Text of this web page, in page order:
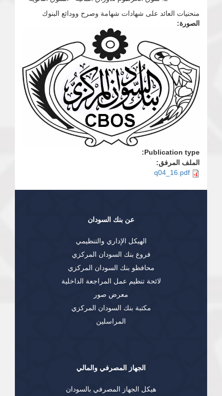
منحنيات العائد على شهادات شهامة وصرح وودائع البنوك
الصورة:
Publication type:
الملف المرفق:
q04_16.pdf
عن بنك السودان
الهيكل الإداري والتنظيمي
فروع بنك السودان المركزي
محافظو بنك السودان المركزي
لائحة تنظيم عمل المراجعة الداخلية
معرض صور
مكتبة بنك السودان المركزي
المراسلين
الجهاز المصرفي والمالي
هيكل الجهاز المصرفي بالسودان